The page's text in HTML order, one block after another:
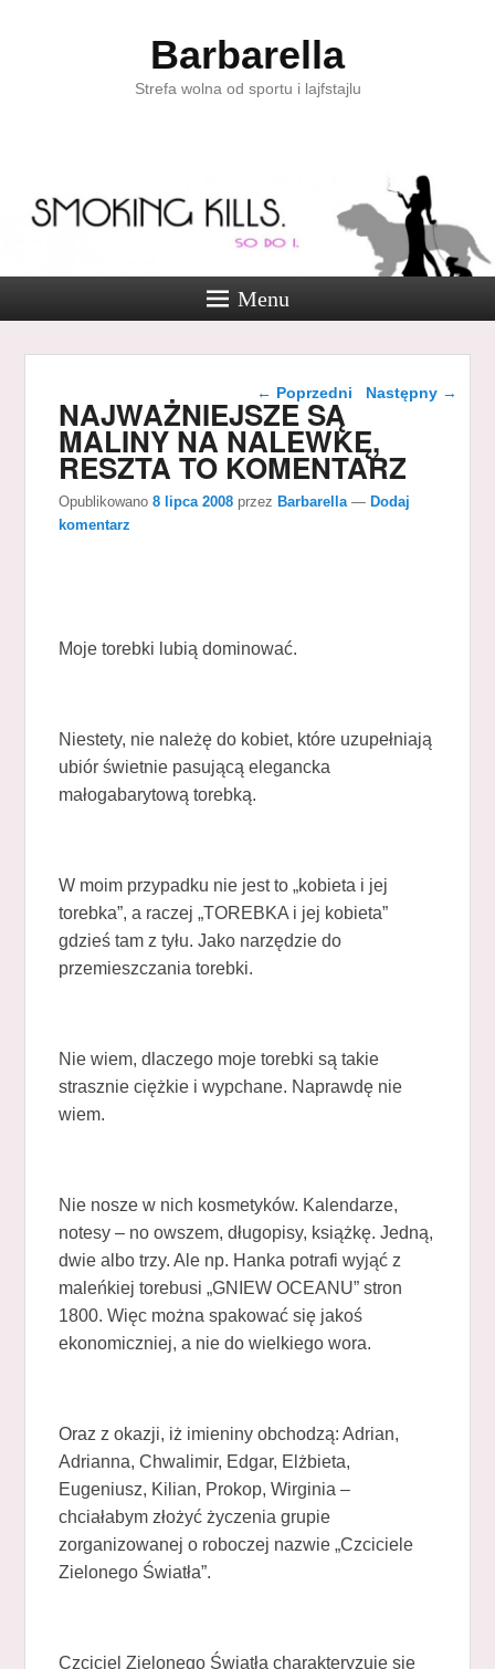
Barbarella
Strefa wolna od sportu i lajfstajlu
Menu
Nawigacja wpisu
← Poprzedni Następny →
NAJWAŻNIEJSZE SĄ
MALINY NA NALEWKĘ,
RESZTA TO KOMENTARZ
Opublikowano8 lipca 2008 przez Barbarella — Dodaj
komentarz
Moje torebki lubią dominować.
Niestety, nie należę do kobiet, które uzupełniają
ubiór świetnie pasującą elegancka
małogabarytową torebką.
W moim przypadku nie jest to „kobieta i jej
torebka”, a raczej „TOREBKA i jej kobieta”
gdzieś tam z tyłu. Jako narzędzie do
przemieszczania torebki.
Nie wiem, dlaczego moje torebki są takie
strasznie ciężkie i wypchane. Naprawdę nie
wiem.
Nie nosze w nich kosmetyków. Kalendarze,
notesy – no owszem, długopisy, książkę. Jedną,
dwie albo trzy. Ale np. Hanka potrafi wyjąć z
maleńkiej torebusi „GNIEW OCEANU” stron
1800. Więc można spakować się jakoś
ekonomiczniej, a nie do wielkiego wora.
Oraz z okazji, iż imieniny obchodzą: Adrian,
Adrianna, Chwalimir, Edgar, Elżbieta,
Eugeniusz, Kilian, Prokop, Wirginia –
chciałabym złożyć życzenia grupie
zorganizowanej o roboczej nazwie „Czciciele
Zielonego Światła”.
Czciciel Zielonego Światła charakteryzuje się